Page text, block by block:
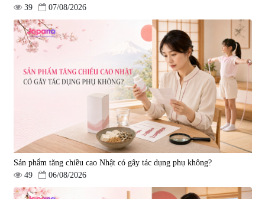
39
07/08/2026
Sản phẩm tăng chiều cao Nhật có gây tác dụng phụ không?
49
06/08/2026